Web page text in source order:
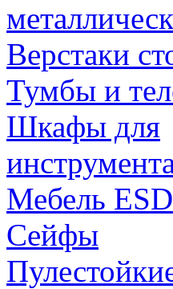
Верстаки
Тумбы и
Шкафы для
Мебель ESD
Сейфы